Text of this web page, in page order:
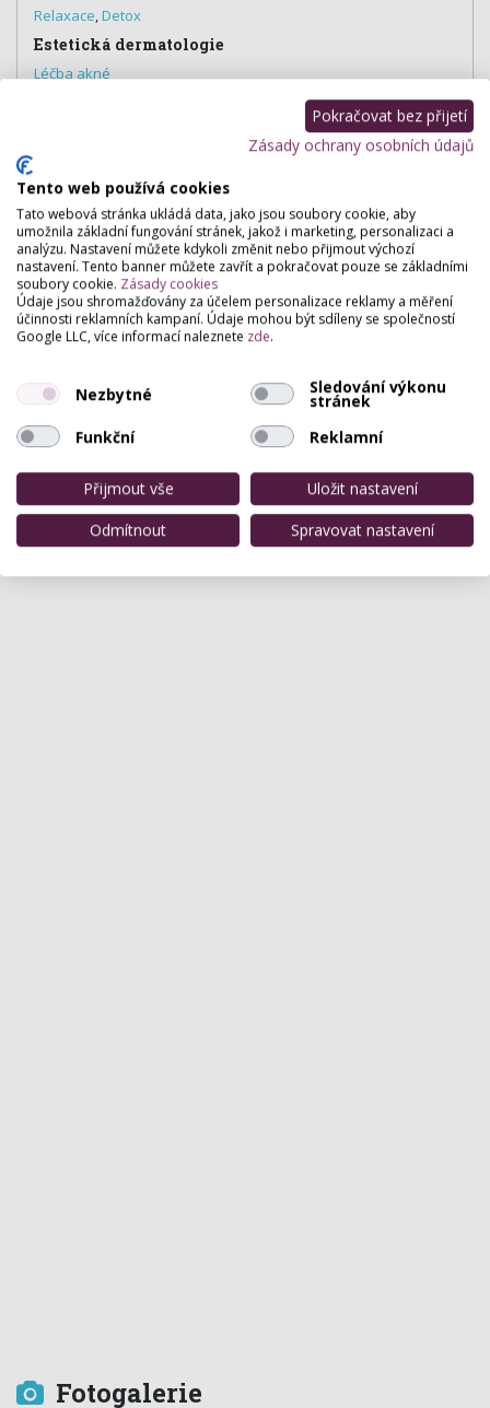
Relaxace,Detox
Estetická dermatologie
Léčba akné
Pro přidání hodnocení sepřihlašte.
Zatím zde není žádné hodnocení.
Fotogalerie
Pokračovat bez přijetí
Zásady ochrany osobních údajů
Tento web používá cookies
Tato webová stránka ukládá data, jako jsou soubory cookie, aby
umožnila základní fungování stránek, jakož i marketing, personalizaci a
analýzu. Nastavení můžete kdykoli změnit nebo přijmout výchozí
nastavení. Tento banner můžete zavřít a pokračovat pouze se základními
soubory cookie. Zásady cookies
Údaje jsou shromažďovány za účelem personalizace reklamy a měření
účinnosti reklamních kampaní. Údaje mohou být sdíleny se společností
Google LLC, více informací naleznete zde.
Nezbytné Sledování výkonu
stránek
Funkční
Reklamní
Přijmout vše
Uložit nastavení
Odmítnout
Spravovat nastavení